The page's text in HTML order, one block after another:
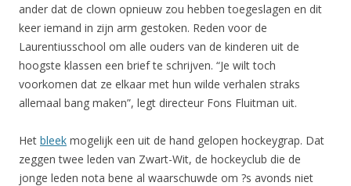
ander dat de clown opnieuw zou hebben toegeslagen en dit
keer iemand in zijn arm gestoken. Reden voor de
Laurentiusschool om alle ouders van de kinderen uit de
hoogste klassen een brief te schrijven. “Je wilt toch
voorkomen dat ze elkaar met hun wilde verhalen straks
allemaal bang maken”, legt directeur Fons Fluitman uit.
Het bleek mogelijk een uit de hand gelopen hockeygrap. Dat
zeggen twee leden van Zwart-Wit, de hockeyclub die de
jonge leden nota bene al waarschuwde om ?s avonds niet